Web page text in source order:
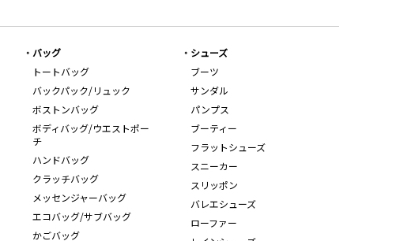
バッグ
トートバッグ
バックパック/リュック
ボストンバッグ
ボディバッグ/ウエストポー
チ
ハンドバッグ
クラッチバッグ
メッセンジャーバッグ
エコバッグ/サブバッグ
かごバッグ
シューズ
ブーツ
サンダル
パンプス
ブーティー
フラットシューズ
スニーカー
スリッポン
バレエシューズ
ローファー